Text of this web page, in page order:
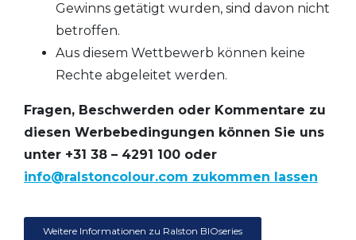
Gewinns getätigt wurden, sind davon nicht
betroffen.
Aus diesem Wettbewerb können keine
Rechte abgeleitet werden.
Fragen, Beschwerden oder Kommentare zu
diesen Werbebedingungen können Sie uns
unter +31 38 – 4291 100 oder
info@ralstoncolour.com zukommen lassen
Weitere Informationen zu Ralston BIOseries